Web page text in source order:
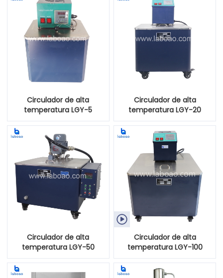
Circulador de alta
temperatura LGY-5
Circulador de alta
temperatura LGY-20
Circulador de alta
temperatura LGY-50

Circulador de alta
temperatura LGY-100